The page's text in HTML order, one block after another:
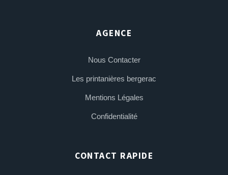
AGENCE
Nous Contacter
Les printanières bergerac
Mentions Légales
Confidentialité
CONTACT RAPIDE